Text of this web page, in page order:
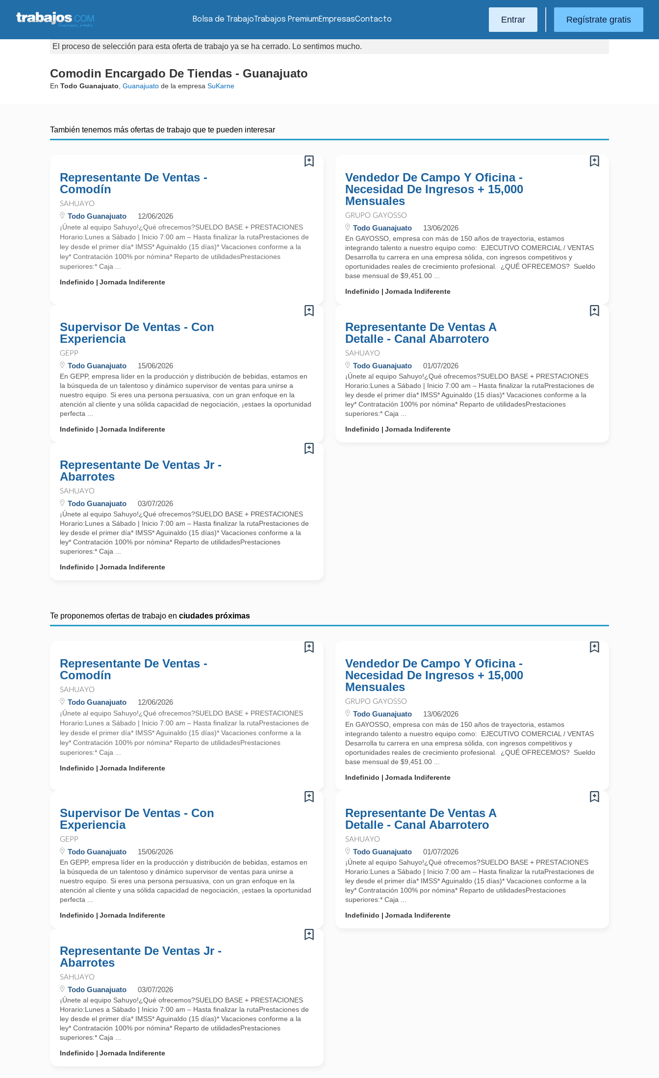
Bolsa de TrabajoTrabajos PremiumEmpresasContacto Entrar Regístrate gratis
El proceso de selección para esta oferta de trabajo ya se ha cerrado. Lo sentimos mucho.
Comodin Encargado De Tiendas - Guanajuato
En Todo Guanajuato Guanajuato de la empresa SuKarne
También tenemos más ofertas de trabajo que te pueden interesar
Representante De Ventas -
Comodín
SAHUAYO
Todo Guanajuato 12/06/2026
¡Únete al equipo Sahuyo!¿Qué ofrecemos?SUELDO BASE + PRESTACIONES
Horario:Lunes a Sábado | Inicio 7:00 am – Hasta finalizar la rutaPrestaciones de
ley desde el primer día* IMSS* Aguinaldo (15 días)* Vacaciones conforme a la
ley* Contratación 100% por nómina* Reparto de utilidadesPrestaciones
superiores:* Caja ...
Indefinido
Jornada Indiferente
Vendedor De Campo Y Oficina -
Necesidad De Ingresos + 15,000
Mensuales
GRUPO GAYOSSO
Todo Guanajuato 13/06/2026
En GAYOSSO, empresa con más de 150 años de trayectoria, estamos
integrando talento a nuestro equipo como: EJECUTIVO COMERCIAL / VENTAS
Desarrolla tu carrera en una empresa sólida, con ingresos competitivos y
oportunidades reales de crecimiento profesional. ¿QUÉ OFRECEMOS? Sueldo
base mensual de $9,451.00 ...
Indefinido
Jornada Indiferente
Supervisor De Ventas - Con
Experiencia
GEPP
Todo Guanajuato 15/06/2026
En GEPP, empresa líder en la producción y distribución de bebidas, estamos en
la búsqueda de un talentoso y dinámico supervisor de ventas para unirse a
nuestro equipo. Si eres una persona persuasiva, con un gran enfoque en la
atención al cliente y una sólida capacidad de negociación, ¡estaes la oportunidad
perfecta ...
Indefinido
Jornada Indiferente
Representante De Ventas A
Detalle - Canal Abarrotero
SAHUAYO
Todo Guanajuato 01/07/2026
¡Únete al equipo Sahuyo!¿Qué ofrecemos?SUELDO BASE + PRESTACIONES
Horario:Lunes a Sábado | Inicio 7:00 am – Hasta finalizar la rutaPrestaciones de
ley desde el primer día* IMSS* Aguinaldo (15 días)* Vacaciones conforme a la
ley* Contratación 100% por nómina* Reparto de utilidadesPrestaciones
superiores:* Caja ...
Indefinido
Jornada Indiferente
Representante De Ventas Jr -
Abarrotes
SAHUAYO
Todo Guanajuato 03/07/2026
¡Únete al equipo Sahuyo!¿Qué ofrecemos?SUELDO BASE + PRESTACIONES
Horario:Lunes a Sábado | Inicio 7:00 am – Hasta finalizar la rutaPrestaciones de
ley desde el primer día* IMSS* Aguinaldo (15 días)* Vacaciones conforme a la
ley* Contratación 100% por nómina* Reparto de utilidadesPrestaciones
superiores:* Caja ...
Indefinido
Jornada Indiferente
Te proponemos ofertas de trabajo en ciudades próximas
Representante De Ventas -
Comodín
SAHUAYO
Todo Guanajuato 12/06/2026
¡Únete al equipo Sahuyo!¿Qué ofrecemos?SUELDO BASE + PRESTACIONES
Horario:Lunes a Sábado | Inicio 7:00 am – Hasta finalizar la rutaPrestaciones de
ley desde el primer día* IMSS* Aguinaldo (15 días)* Vacaciones conforme a la
ley* Contratación 100% por nómina* Reparto de utilidadesPrestaciones
superiores:* Caja ...
Indefinido
Jornada Indiferente
Vendedor De Campo Y Oficina -
Necesidad De Ingresos + 15,000
Mensuales
GRUPO GAYOSSO
Todo Guanajuato 13/06/2026
En GAYOSSO, empresa con más de 150 años de trayectoria, estamos
integrando talento a nuestro equipo como: EJECUTIVO COMERCIAL / VENTAS
Desarrolla tu carrera en una empresa sólida, con ingresos competitivos y
oportunidades reales de crecimiento profesional. ¿QUÉ OFRECEMOS? Sueldo
base mensual de $9,451.00 ...
Indefinido
Jornada Indiferente
Supervisor De Ventas - Con
Experiencia
GEPP
Todo Guanajuato 15/06/2026
En GEPP, empresa líder en la producción y distribución de bebidas, estamos en
la búsqueda de un talentoso y dinámico supervisor de ventas para unirse a
nuestro equipo. Si eres una persona persuasiva, con un gran enfoque en la
atención al cliente y una sólida capacidad de negociación, ¡estaes la oportunidad
perfecta ...
Indefinido
Jornada Indiferente
Representante De Ventas A
Detalle - Canal Abarrotero
SAHUAYO
Todo Guanajuato 01/07/2026
¡Únete al equipo Sahuyo!¿Qué ofrecemos?SUELDO BASE + PRESTACIONES
Horario:Lunes a Sábado | Inicio 7:00 am – Hasta finalizar la rutaPrestaciones de
ley desde el primer día* IMSS* Aguinaldo (15 días)* Vacaciones conforme a la
ley* Contratación 100% por nómina* Reparto de utilidadesPrestaciones
superiores:* Caja ...
Indefinido
Jornada Indiferente
Representante De Ventas Jr -
Abarrotes
SAHUAYO
Todo Guanajuato 03/07/2026
¡Únete al equipo Sahuyo!¿Qué ofrecemos?SUELDO BASE + PRESTACIONES
Horario:Lunes a Sábado | Inicio 7:00 am – Hasta finalizar la rutaPrestaciones de
ley desde el primer día* IMSS* Aguinaldo (15 días)* Vacaciones conforme a la
ley* Contratación 100% por nómina* Reparto de utilidadesPrestaciones
superiores:* Caja ...
Indefinido
Jornada Indiferente